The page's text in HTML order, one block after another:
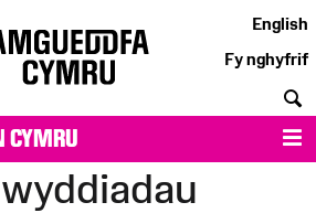
English
Fy nghyfrif
CYMRU